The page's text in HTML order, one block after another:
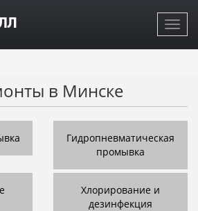
в Минске
Гидропневматическая
промывка
Хлорирование и
дезинфекция